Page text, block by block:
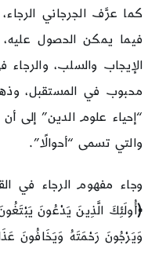
كما عرَّف الجرجاني
فيما يمكن الحصول
الإيجاب والسلب،
محبوب في المستقبل،
“إحياء علوم الدين” إلى
والتي تسمى “أحوالًا”.
وجاء مفهوم الرجاء في
﴿أُولَئِكَ الَّذِينَ يَدْعُونَ
وَيَرْجُونَ رَحْمَتَهُ وَيَخَافُونَ